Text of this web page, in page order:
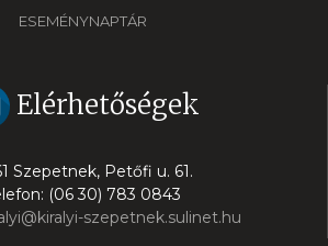
ESEMÉNYNAPTÁR
Elérhetőségek
Szepetnek, Petőfi u. 61.
(06 30) 783 0843
szepetnek.sulinet.hu